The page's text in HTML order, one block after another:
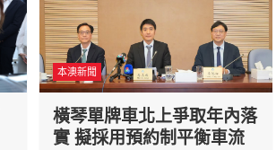
本澳新聞
橫琴單牌車北上爭取年內落
實 擬採用預約制平衡車流